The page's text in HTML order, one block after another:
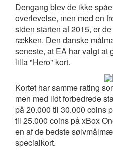
Dengang blev de ikke
overlevelse, men med en
siden starten af 2015, er
rækken. Den danske
seneste, at EA har valgt at
lilla "Hero" kort.
Kortet har samme rating
men med lidt forbedrede
på 20.000 til 30.000 coins
til 25.000 coins på xBox
en af de bedste
specialkort.